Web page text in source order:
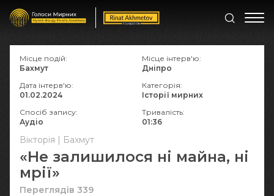
Вікторія | Бахмут
«Не залишилося ні майна, ні
мрії»
Переглядів 339
Місце подій:
Бахмут
Місце інтерв'ю:
Дніпро
Дата інтерв'ю:
01.02.2024
Категорія:
Історії мирних
Спосіб запису:
Аудіо
Тривалість:
01:36